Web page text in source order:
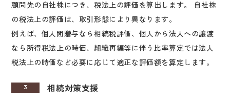
顧問先の自社株につき、税法上の評価を算出します。 自社株
の税法上の評価は、取引形態により異なります。
例えば、個人間贈与なら相続税評価、個人から法人への譲渡
なら所得税法上の時価、組織再編等に伴う比率算定では法人
税法上の時価など必要に応じて適正な評価額を算定します。
3 相続対策支援